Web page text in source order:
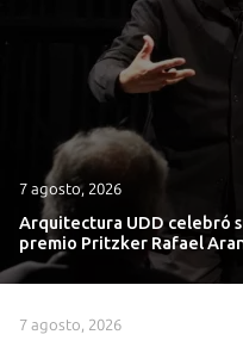
7 agosto, 2026
Arquitectura UDD celebró
premio Pritzker Rafael
7 agosto, 2026